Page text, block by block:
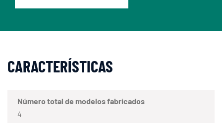
CARACTERÍSTICAS
Número total de modelos fabricados
4